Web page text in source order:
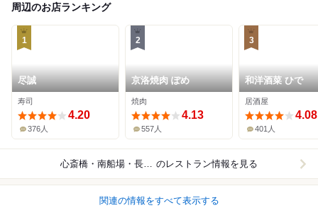
周辺のお店ランキング
1
尽誠
寿司
4.20
376人
2
京洛焼肉 ぽめ
焼肉
4.13
557人
3
和洋酒菜 ひで
居酒屋
4.08
401人
心斎橋・南船場・長堀橋 のレストラン情報を見る
関連の情報をすべて表示する